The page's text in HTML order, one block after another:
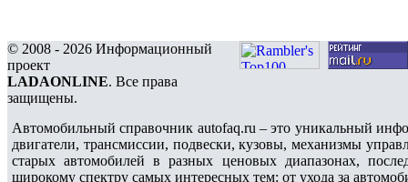
© 2008 - 2026 Информационный
проект
LADAONLINE. Все права
защищены.
Автомобильный справочник autofaq.ru – это уникальный
двигатели, трансмиссии, подвески, кузовы, механизмы
старых автомобилей в разных ценовых диапазонах,
широкому спектру самых интересных тем: от ухода за